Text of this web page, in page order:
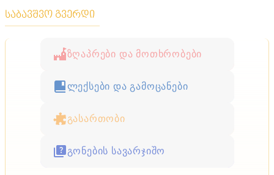
საბავშვო გვერდი
ზღაპრები და მოთხრობები
ლექსები და გამოცანები
გასართობი
გონების სავარჯიშო